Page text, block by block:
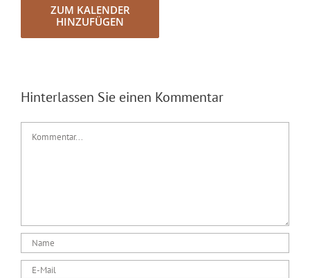
ZUM KALENDER
HINZUFÜGEN
Hinterlassen Sie einen Kommentar